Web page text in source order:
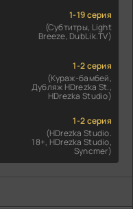
1-19 серия
(Субтитры, Light
Breeze, DubLik.TV)
1-2 серия
(Кураж-бамбей,
Дубляж HDrezka St.,
HDrezka Studio)
1-2 серия
(HDrezka Studio.
18+, HDrezka Studio,
Syncmer)